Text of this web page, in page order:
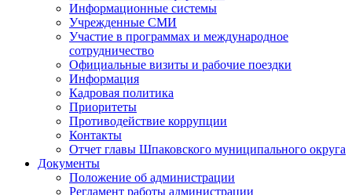
Информационные системы
Учрежденные СМИ
Участие в программах и международное
сотрудничество
Официальные визиты и рабочие поездки
Информация
Кадровая политика
Приоритеты
Противодействие коррупции
Контакты
Отчет главы Шпаковского муниципального округа
Документы
Положение об администрации
Регламент работы администрации